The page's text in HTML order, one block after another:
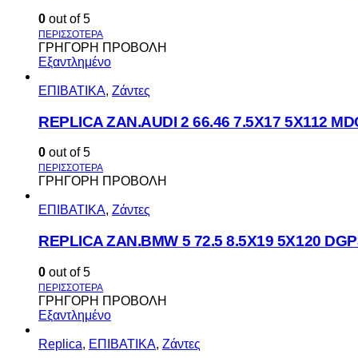
0 out of 5
ΓΡΗΓΟΡΗ ΠΡΟΒΟΛΗ
Εξαντλημένο
ΕΠΙΒΑΤΙΚΑ, Ζάντες
REPLICA ZAN.AUDI 2 66.46 7.5X17 5X112
0 out of 5
ΓΡΗΓΟΡΗ ΠΡΟΒΟΛΗ
ΕΠΙΒΑΤΙΚΑ, Ζάντες
REPLICA ZAN.BMW 5 72.5 8.5X19 5X120
0 out of 5
ΓΡΗΓΟΡΗ ΠΡΟΒΟΛΗ
Εξαντλημένο
Replica, ΕΠΙΒΑΤΙΚΑ, Ζάντες